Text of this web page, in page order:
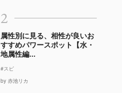
2
属性別に見る、相性が良いお
すすめパワースポット【水・
地属性編...
#スピ
by 赤池リカ